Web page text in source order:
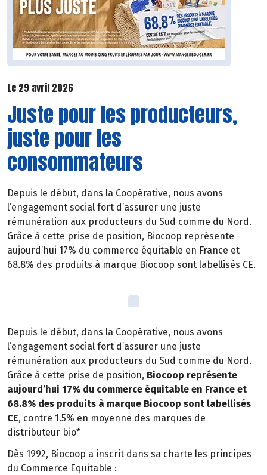
Le 29 avril 2026
Juste pour les producteurs,
juste pour les
consommateurs
Depuis le début, dans la Coopérative, nous avons
l’engagement social fort d’assurer une juste
rémunération aux producteurs du Sud comme du Nord.
Grâce à cette prise de position, Biocoop représente
aujourd’hui 17% du commerce équitable en France et
68.8% des produits à marque Biocoop sont labellisés CE.
Depuis le début, dans la Coopérative, nous avons
l’engagement social fort d’assurer une juste
rémunération aux producteurs du Sud comme du Nord.
Grâce à cette prise de position, Biocoop représente
aujourd’hui 17% du commerce équitable en France et
68.8% des produits à marque Biocoop sont labellisés
CE, contre 1.5% en moyenne des marques de
distributeur bio*
Dès 1992, Biocoop a inscrit dans sa charte les principes
du Commerce Equitable :